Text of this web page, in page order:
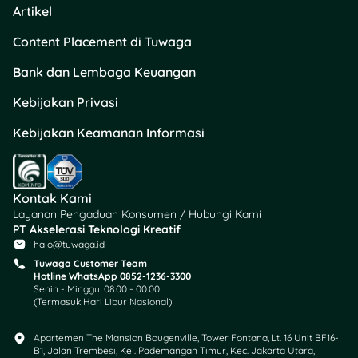
tergantung pada banyak
untuk membandingkan
berbagai pilihan.
Persiapkan Biaya Foto
Cerdas!
Setelah itu, mulai nabung!
weddingbisa bikin kamu
Artikel
Content Placement di Tuwaga
Bank dan Lembaga Keuangan
Kebijakan Privasi
Kebijakan Keamanan Informasi
Kontak Kami
Layanan Pengaduan Konsumen / Hubungi Kami
PT Akselerasi Teknologi Kreatif
halo@tuwaga.id
Tuwaga Customer Team
Hotline WhatsApp 0852-1236-3300
Senin - Minggu: 08.00 - 00.00
(Termasuk Hari Libur Nasional)
Apartemen The Mansion Bougenville, Tower Fontana, Lt. 16 Unit BF16-
B1, Jalan Trembesi, Kel. Pademangan Timur, Kec. Jakarta Utara,